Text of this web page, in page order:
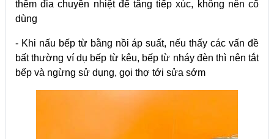
thêm đia chuyền nhiệt để tăng tiếp xúc, không nên cố
dùng
- Khi nấu bếp từ bằng nồi áp suất, nếu thấy các vấn đề
bất thường ví dụ bếp từ kêu, bếp từ nháy đèn thì nên tắt
bếp và ngừng sử dụng, gọi thợ tới sửa sớm